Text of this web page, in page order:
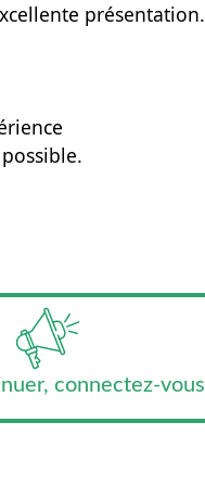
présentation.
connectez-vous